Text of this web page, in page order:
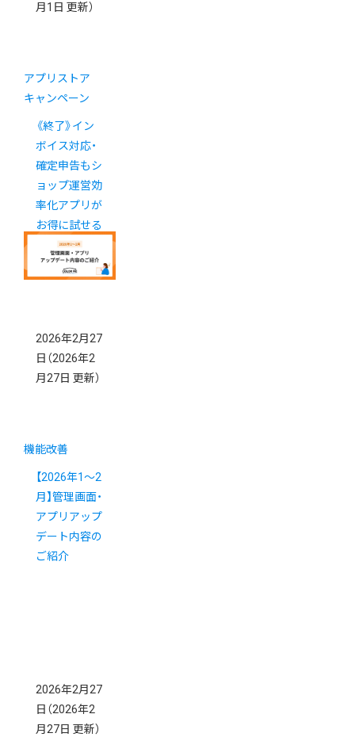
月1日 更新）
アプリストア
キャンペーン
《終了》イン
ボイス対応・
確定申告もシ
ョップ運営効
率化アプリが
お得に試せる
キャンペーン
2026年2月27
日 （2026年2
月27日 更新）
機能改善
【2026年1～2
月】管理画面・
アプリアップ
デート内容の
ご紹介
2026年2月27
日 （2026年2
月27日 更新）